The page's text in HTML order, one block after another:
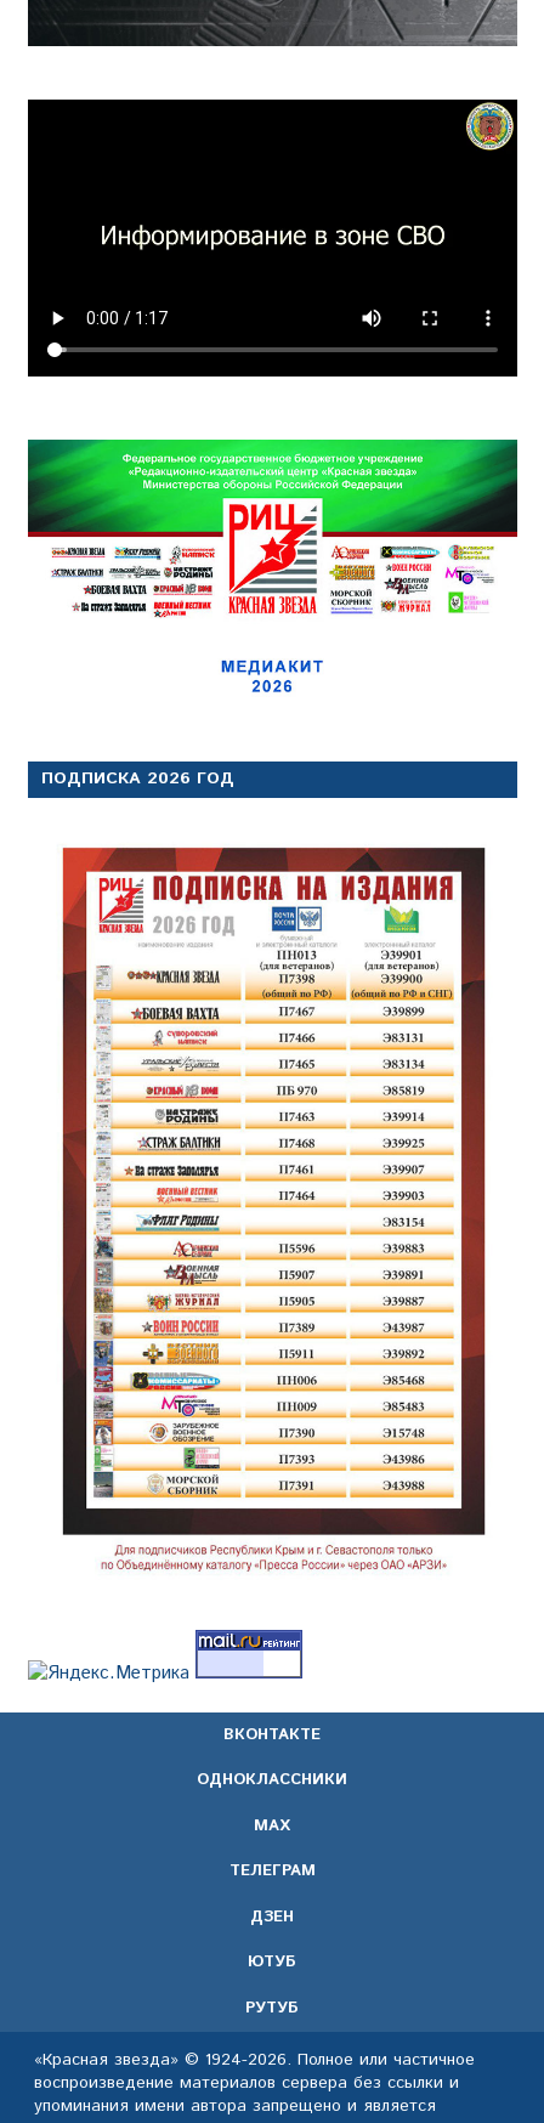
ПОДПИСКА 2026 ГОД
ВКОНТАКТЕ
ОДНОКЛАССНИКИ
МАХ
ТЕЛЕГРАМ
ДЗЕН
ЮТУБ
РУТУБ
«Красная звезда» © 1924-2026. Полное или частичное
воспроизведение материалов сервера без ссылки и
упоминания имени автора запрещено и является